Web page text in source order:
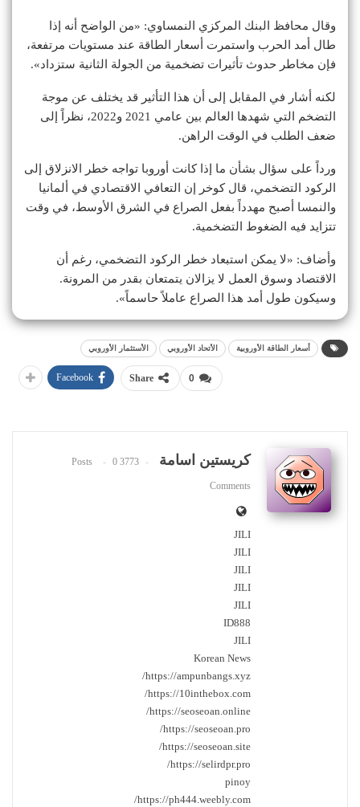
وقال محافظ البنك المركزي النمساوي: «من الواضح أنه إذا
طال أمد الحرب واستمرت أسعار الطاقة عند مستويات مرتفعة،
فإن مخاطر حدوث تأثيرات تضخمية من الجولة الثانية ستزداد».
لكنه أشار في المقابل إلى أن هذا التأثير قد يختلف عن موجة
التضخم التي شهدها العالم بين عامي 2021 و2022، نظراً إلى
ضعف الطلب في الوقت الراهن.
ورداً على سؤال بشأن ما إذا كانت أوروبا تواجه خطر الانزلاق إلى
الركود التضخمي، قال كوخر إن التعافي الاقتصادي في ألمانيا
والنمسا أصبح مهدداً بفعل الصراع في الشرق الأوسط، في وقت
تتزايد فيه الضغوط التضخمية.
وأضاف: «لا يمكن استبعاد خطر الركود التضخمي، رغم أن
الاقتصاد وسوق العمل لا يزالان يتمتعان بقدر من المرونة.
وسيكون طول أمد هذا الصراع عاملاً حاسماً».
أسعار الطاقة الأوروبية الأتحاد الأوروبي الأستثمار الأوروبي
0
Share
Facebook
كريستين اسامة 3773 Posts
0
Comments
JILI
JILI
JILI
JILI
JILI
ID888
JILI
Korean News
https://ampunbangs.xyz/
https://10inthebox.com/
https://seoseoan.online/
https://seoseoan.pro/
https://seoseoan.site/
https://selirdpr.pro/
pinoy
https://ph444.weebly.com/